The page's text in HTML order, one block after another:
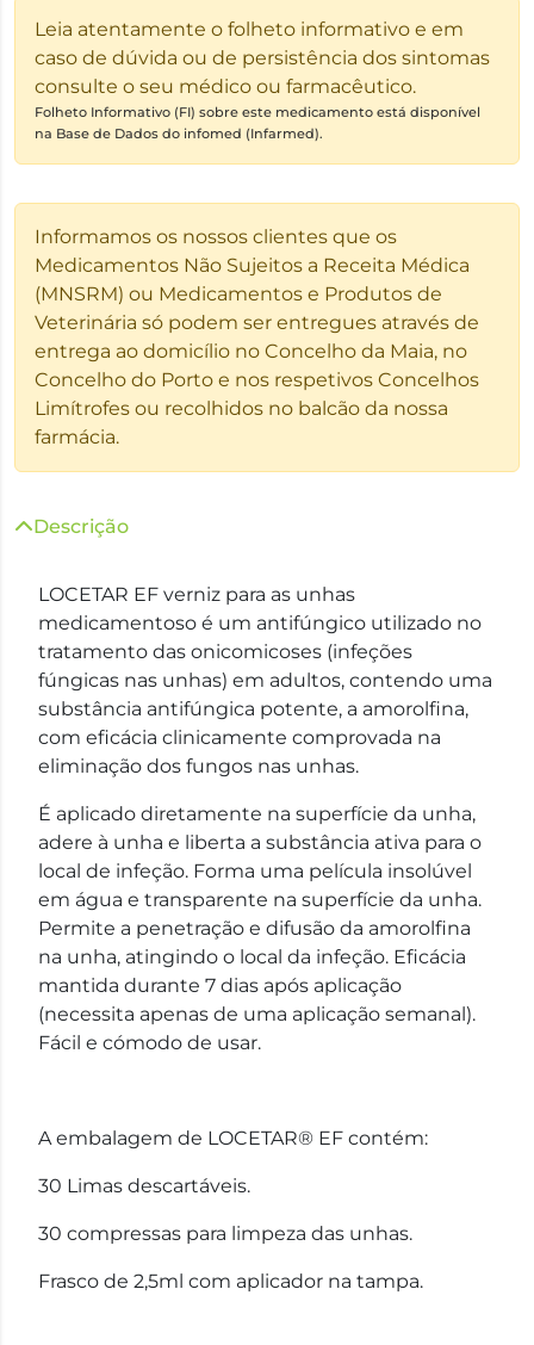
Leia atentamente o folheto informativo e em
caso de dúvida ou de persistência dos sintomas
consulte o seu médico ou farmacêutico.
Folheto Informativo (FI) sobre este medicamento está disponível
na Base de Dados do infomed (Infarmed).
Informamos os nossos clientes que os
Medicamentos Não Sujeitos a Receita Médica
(MNSRM) ou Medicamentos e Produtos de
Veterinária só podem ser entregues através de
entrega ao domicílio no Concelho da Maia, no
Concelho do Porto e nos respetivos Concelhos
Limítrofes ou recolhidos no balcão da nossa
farmácia.
Descrição
LOCETAR EF verniz para as unhas
medicamentoso é um antifúngico utilizado no
tratamento das onicomicoses (infeções
fúngicas nas unhas) em adultos, contendo uma
substância antifúngica potente, a amorolfina,
com eficácia clinicamente comprovada na
eliminação dos fungos nas unhas.
É aplicado diretamente na superfície da unha,
adere à unha e liberta a substância ativa para o
local de infeção. Forma uma película insolúvel
em água e transparente na superfície da unha.
Permite a penetração e difusão da amorolfina
na unha, atingindo o local da infeção. Eficácia
mantida durante 7 dias após aplicação
(necessita apenas de uma aplicação semanal).
Fácil e cómodo de usar.
A embalagem de LOCETAR® EF contém:
30 Limas descartáveis.
30 compressas para limpeza das unhas.
Frasco de 2,5ml com aplicador na tampa.